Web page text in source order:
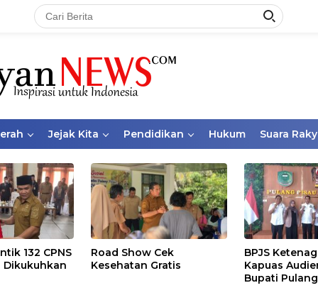
Jejak Kita Pendidikan Hukum Suara
132 CPNS
Dikukuhkan
Road Show Cek
Kesehatan Gratis
BPJS
Kapuas
Bupati